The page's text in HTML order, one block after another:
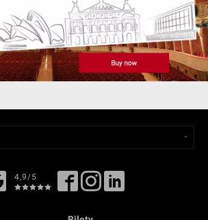
4,9/5